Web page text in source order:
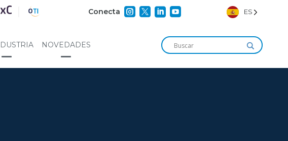
Conecta     ES
NOVEDADES